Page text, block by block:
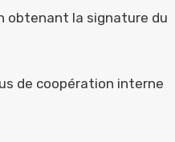
obtenant la signature du
de coopération interne